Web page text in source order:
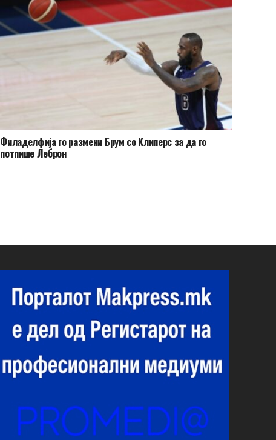
Филаделфија го размени Брум со Клиперс за да го
потпише Леброн